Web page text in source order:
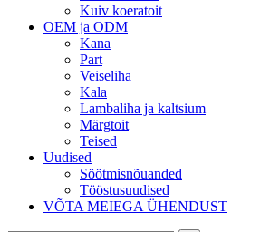
Kuiv koeratoit
OEM ja ODM
Kana
Part
Veiseliha
Kala
Lambaliha ja kaltsium
Märgtoit
Teised
Uudised
Söötmisnõuanded
Tööstusuudised
VÕTA MEIEGA ÜHENDUST